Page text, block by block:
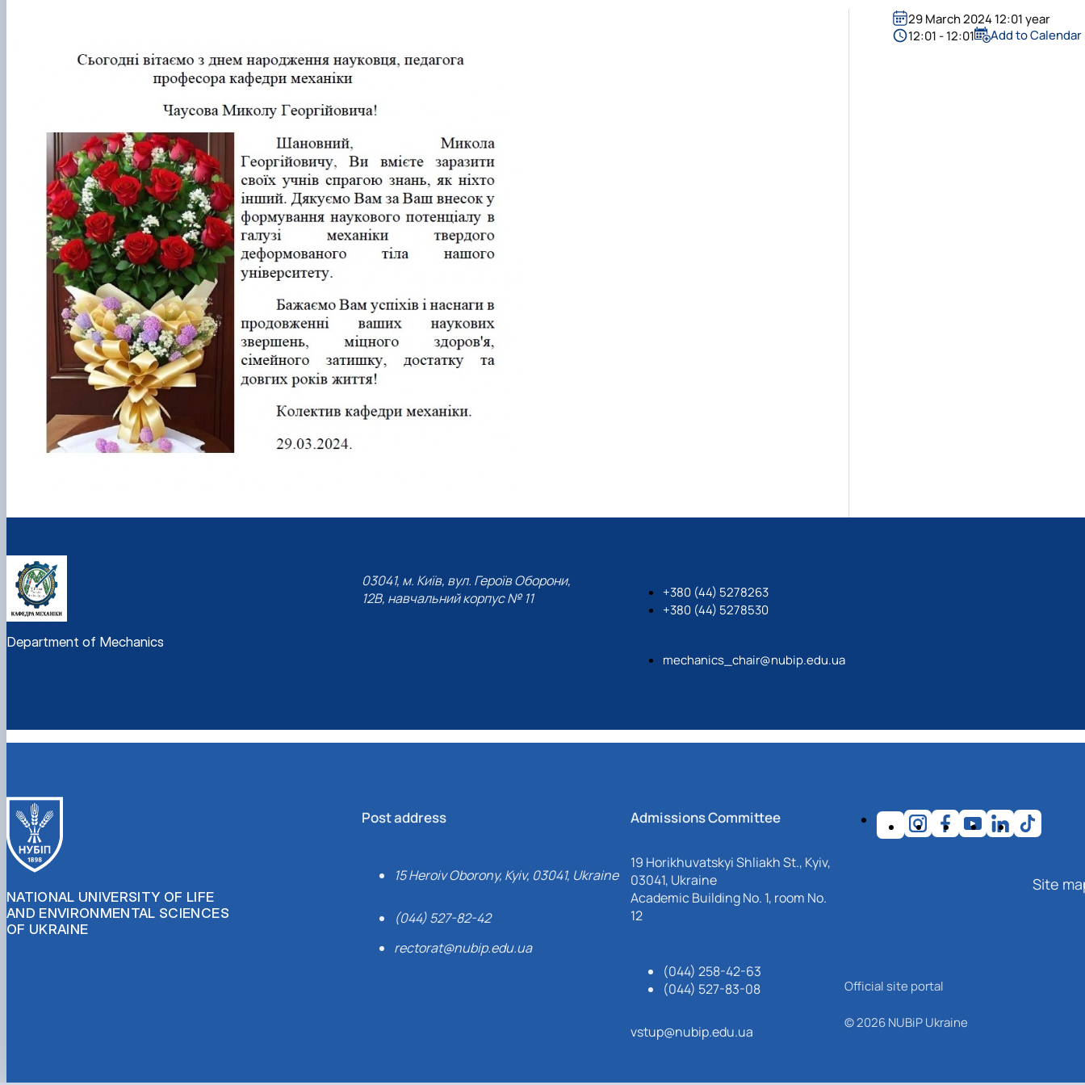
29 March 2024 12:01 year
12:01 - 12:01
Add to Calendar
Department of Mechanics
03041, м. Київ, вул. Героїв Оборони,
12B, навчальний корпус № 11
+380 (44) 5278263
+380 (44) 5278530
mechanics_chair@nubip.edu.ua
NATIONAL UNIVERSITY OF LIFE
AND ENVIRONMENTAL SCIENCES
OF UKRAINE
Post address
15 Heroiv Oborony, Kyiv, 03041, Ukraine
(044) 527-82-42
rectorat@nubip.edu.ua
Admissions Committee
19 Horikhuvatskyi Shliakh St., Kyiv,
03041, Ukraine
Academic Building No. 1, room No.
12
(044) 258-42-63
(044) 527-83-08
vstup@nubip.edu.ua
Site
Official site portal
© 2026 NUBiP Ukraine